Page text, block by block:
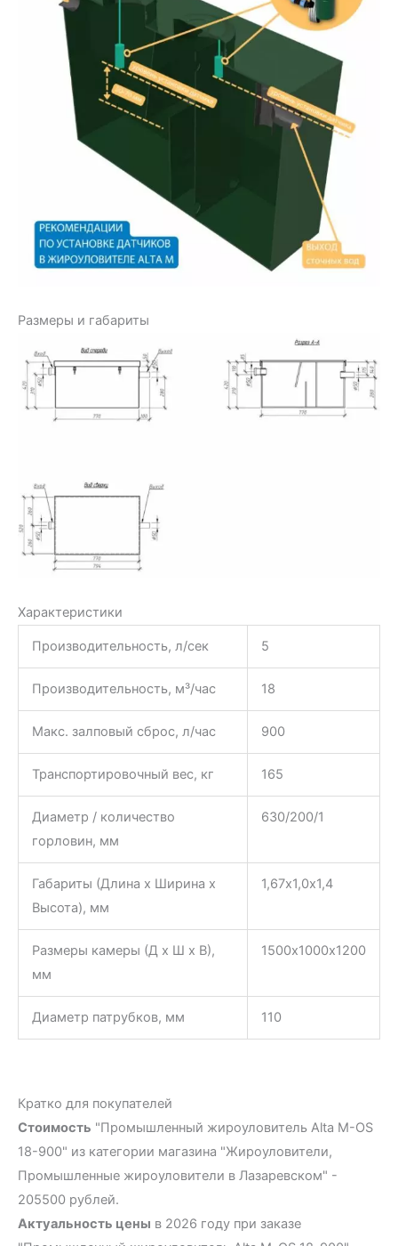
Размеры и габариты
Характеристики
Производительность, л/сек 5
Производительность, м³/час 18
Макс. залповый сброс, л/час 900
Транспортировочный вес, кг 165
Диаметр / количество
горловин, мм
630/200/1
Габариты (Длина х Ширина х
Высота), мм
1,67х1,0х1,4
Размеры камеры (Д х Ш х В),
мм
1500х1000х1200
Диаметр патрубков, мм 110
Кратко для покупателей
Стоимость "Промышленный жироуловитель Alta М-OS
18-900" из категории магазина "Жироуловители,
Промышленные жироуловители в Лазаревском" -
205500 рублей.
Актуальность цены в 2026 году при заказе